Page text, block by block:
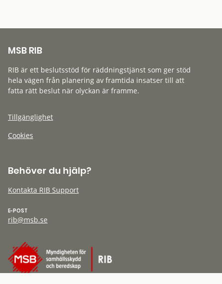
MSB RIB
RIB är ett beslutsstöd för räddningstjänst som ger stöd
hela vägen från planering av framtida insatser till att
fatta rätt beslut när olyckan är framme.
Tillgänglighet
Cookies
Behöver du hjälp?
Kontakta RIB Support
E-POST
rib@msb.se